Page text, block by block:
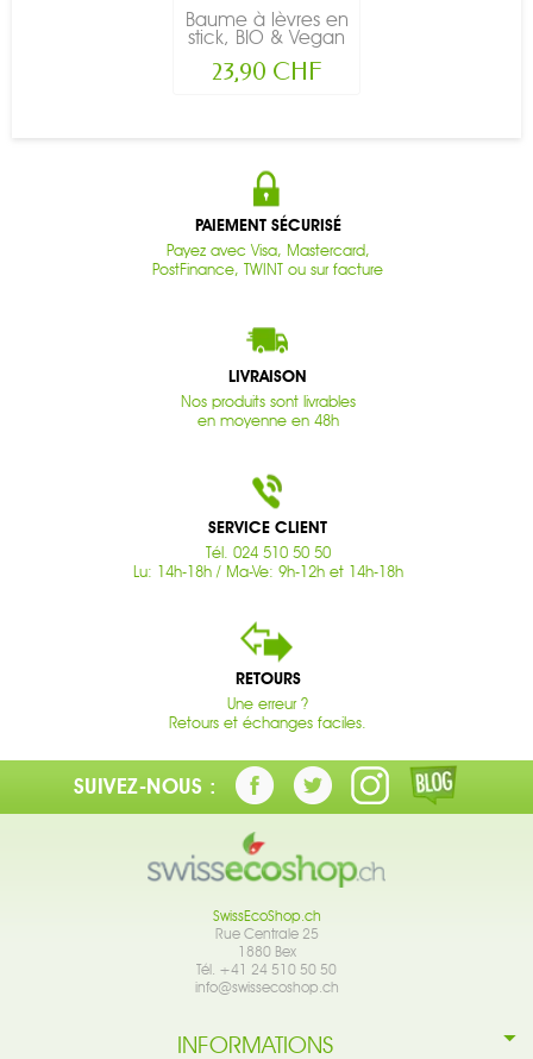
Baume à lèvres en
stick, BIO & Vegan
23,90 CHF
PAIEMENT SÉCURISÉ
Payez avec Visa, Mastercard,
PostFinance, TWINT ou sur facture
LIVRAISON
Nos produits sont livrables
en moyenne en 48h
SERVICE CLIENT
Tél. 024 510 50 50
Lu: 14h-18h / Ma-Ve: 9h-12h et 14h-18h
RETOURS
Une erreur ?
Retours et échanges faciles.
SUIVEZ-NOUS :
SwissEcoShop.ch
Rue Centrale 25
1880 Bex
Tél. +41 24 510 50 50
info@swissecoshop.ch
INFORMATIONS